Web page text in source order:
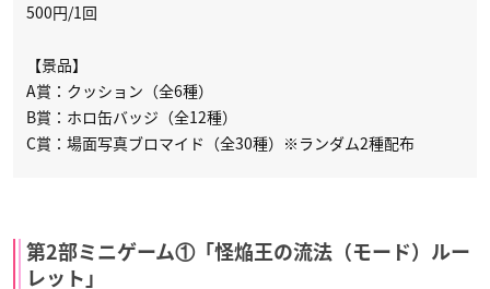
500円/1回
【景品】
A賞：クッション（全6種）
B賞：ホロ缶バッジ（全12種）
C賞：場面写真ブロマイド（全30種）※ランダム2種配布
第2部ミニゲーム①「怪焔王の流法（モード）ルー
レット」